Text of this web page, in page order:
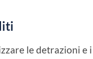
le detrazioni e i